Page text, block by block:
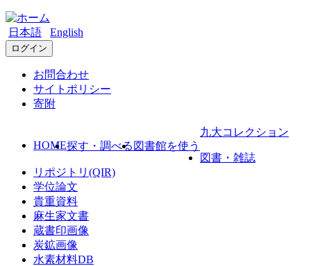
日本語 English
ログイン
お問合わせ
サイトポリシー
寄附
HOME探す・調べる 図書館を使う
九大コレクション
図書・雑誌
リポジトリ(QIR)
学位論文
貴重資料
麻生家文書
蔵書印画像
炭鉱画像
水素材料DB